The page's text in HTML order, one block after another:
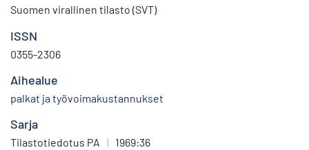
Suomen virallinen tilasto (SVT)
ISSN
0355-2306
Aihealue
palkat ja työvoimakustannukset
Sarja
Tilastotiedotus PA | 1969:36